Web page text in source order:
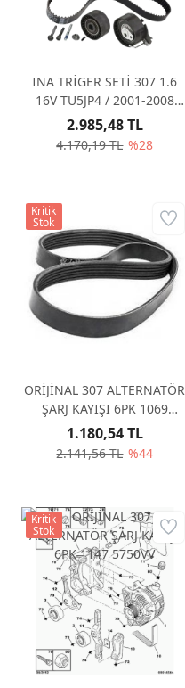
INA TRİGER SETİ 307 1.6
16V TU5JP4 / 2001-2008
1643637980
4.170,19 TL %28
2.985,48 TL
ORİJİNAL 307 ALTERNATÖR
ŞARJ KAYIŞI 6PK 1069
5750WZ
2.141,56 TL %44
1.180,54 TL
Kritik
Stok
Kritik
Stok